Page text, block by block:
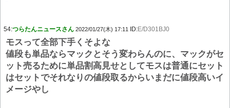
54:つらたんニュースさん 2022/01/27(木) 17:11 ID:E/D301BJ0
モスって全部下手くそよな
値段も単品ならマックとそう変わらんのに、マックがセ
ット売るために単品割高見せとしてモスは普通にセット
はセットでそれなりの値段取るからいまだに値段高いイ
メージやし